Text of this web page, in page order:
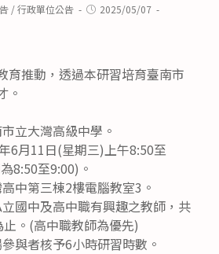
/行政單位公告
Post2025/05/07
育推動，透過本研習培育臺南市
。
立大灣高級中學。
6月11日(星期三)上午8:50至
8:50至9:00)。
中第三棟2樓電腦教室3。
國中及高中職有興趣之教師，共
。(高中職教師為優先)
與者核予6小時研習時數。